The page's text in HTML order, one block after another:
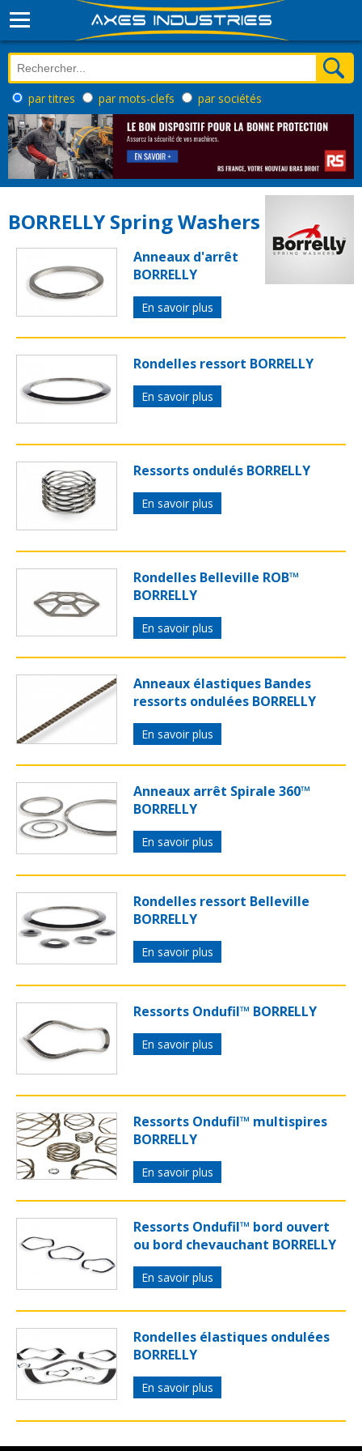
par titres par mots-clefs par sociétés
BORRELLY Spring Washers
Anneaux d'arrêt
BORRELLY
En savoir plus
Rondelles ressort BORRELLY
En savoir plus
Ressorts ondulés BORRELLY
En savoir plus
Rondelles Belleville ROB™
BORRELLY
En savoir plus
Anneaux élastiques Bandes
ressorts ondulées BORRELLY
En savoir plus
Anneaux arrêt Spirale 360™
BORRELLY
En savoir plus
Rondelles ressort Belleville
BORRELLY
En savoir plus
Ressorts Ondufil™ BORRELLY
En savoir plus
Ressorts Ondufil™ multispires
BORRELLY
En savoir plus
Ressorts Ondufil™ bord ouvert
ou bord chevauchant BORRELLY
En savoir plus
Rondelles élastiques ondulées
BORRELLY
En savoir plus